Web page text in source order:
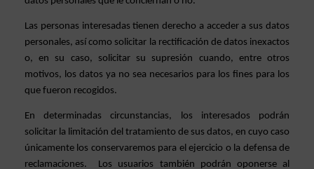
Las personas interesadas tienen derecho a acceder a sus datos
personales, así como solicitar la rectificación de datos inexactos
o, en su caso, solicitar su supresión cuando, entre otros
motivos, los datos ya no sea necesarios para los fines para los
que fueron recogidos.
En determinadas circunstancias, los interesados podrán
solicitar la limitación del tratamiento de sus datos, en cuyo caso
únicamente los conservaremos para el ejercicio o la defensa de
reclamaciones.  Los usuarios también podrán oponerse al